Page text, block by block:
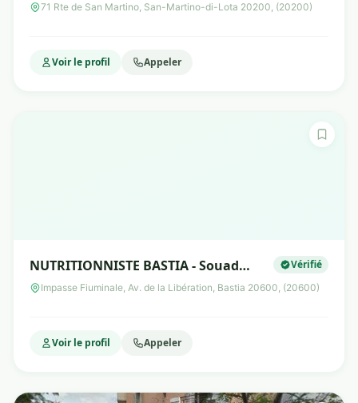
71 Rte de San Martino, San-Martino-di-Lota 20200, (20200)
Voir le profil Appeler
NUTRITIONNISTE BASTIA - Souad
SARTORI GHAZALI
Vérifié
Impasse Fiuminale, Av. de la Libération, Bastia 20600, (20600)
Voir le profil Appeler